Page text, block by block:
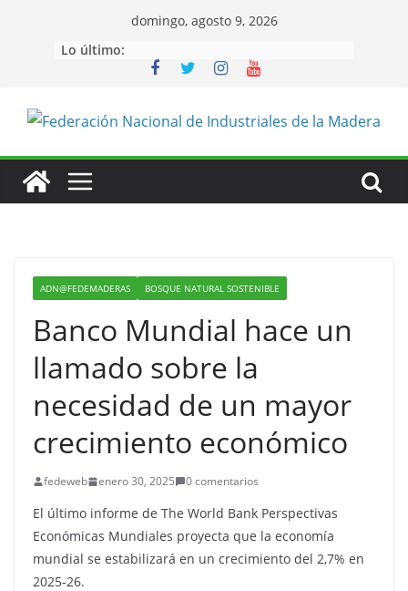
domingo, agosto 9, 2026
Lo último:
ADN@FEDEMADERAS BOSQUE NATURAL SOSTENIBLE
Banco Mundial hace un
llamado sobre la
necesidad de un mayor
crecimiento económico
fedeweb enero 30, 2025 0 comentarios
El último informe de The World Bank Perspectivas
Económicas Mundiales proyecta que la economía
mundial se estabilizará en un crecimiento del 2,7% en
2025-26.